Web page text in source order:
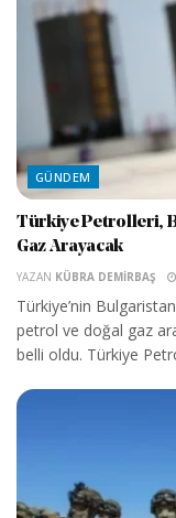
GÜNDEM
Türkiye Petrolleri,
Gaz Arayacak
YAZAN KÜBRA DEMIRBAŞ
Türkiye’nin
petrol ve doğal gaz
belli oldu. Türkiye